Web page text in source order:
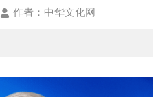
作者：中华文化网